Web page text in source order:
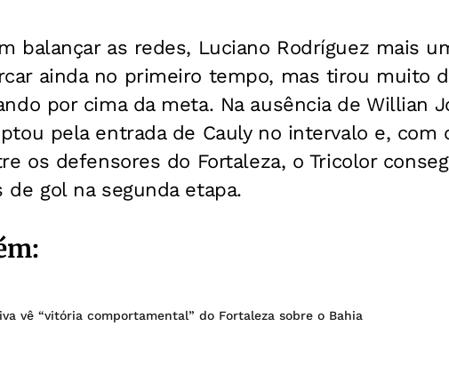
balançar as redes, Luciano Rodríguez mais
ainda no primeiro tempo, mas tirou muito
por cima da meta. Na ausência de Willian
pela entrada de Cauly no intervalo e, com
os defensores do Fortaleza, o Tricolor
de gol na segunda etapa.
vê “vitória comportamental” do Fortaleza sobre o Bahia